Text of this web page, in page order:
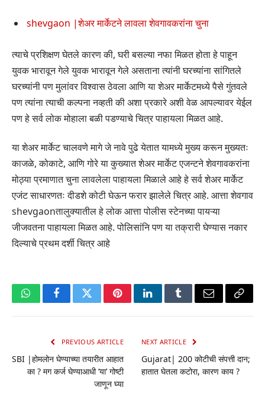
shevgaon |शेअर मार्केटने लावला शेवगावकरांना चुना
त्याचे प्रशिक्षण घेतले कारण की, घरी बसल्या नफा मिळत होता हे पाहून
युवक भारावून गेले युवक भारावून गेले असताना त्यांनी घरच्यांना सांगितले
घरच्यांनी पण मुलांवर विश्वास ठेवला आणि या शेअर मार्केटमध्ये पैसे गुंतवले
पण त्यांना त्याची कल्पना नव्हती की अशा प्रकारे अशी वेळ आपल्यावर येईल
पण हे सर्व लोक मोहाला बळी पडण्याचे चित्र पाहायला मिळत आहे.
या शेअर मार्केट चालवणे मागे जे नावे पुढे येतात यामध्ये मुख्य करून मुख्यतः
काजळे, कोकाटे, आणि गोरे या कुख्यात शेअर मार्केट एजन्टने शेवगावकरांना
मोठ्या प्रमाणात चुना लावलेला पाहायला मिळाले आहे हे सर्व शेअर मार्केट
एजंट साधारणतः दीडशे कोटी घेऊन फरार झालेले चित्र आहे. आत्ता शेवगाव
shevgaonतालुक्यातील हे लोक आत्ता पोलीस स्टेनच्या पायऱ्या
जीजवतना पाहायला मिळत आहे. पोलिसांनि पण या तक्रारी घेण्यास नकार
दिल्याचे प्रथम दर्शी चित्र आहे
WhatsAppFacebookTwitterPinterestLinkedInTumblrEmail Copy
PREVIOUS ARTICLE
SBI |होमलोन घेण्याच्या तयारीत आहात
का ? मग कर्ज घेण्याआधी ‘या’ गोष्टी
जाणून घ्या
NEXT ARTICLE
Gujarat| 200 कोटीची संपत्ती दान;
हातात घेतला कटोरा, कारण काय ?